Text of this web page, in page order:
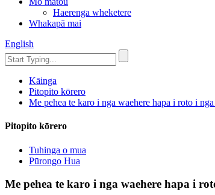
Haerenga wheketere
Whakapā mai
English
Kāinga
Pitopito kōrero
Me pehea te karo i nga waehere hapa i roto i
Pitopito kōrero
Tuhinga o mua
Pūrongo Hua
Me pehea te karo i nga waehere hapa i